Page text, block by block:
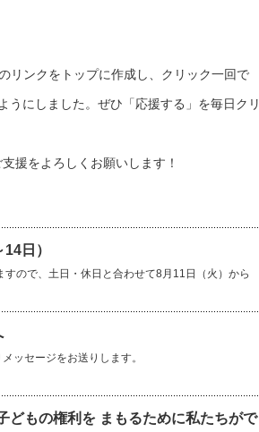
リンクをトップに作成し、クリック一回で
うにしました。ぜひ「応援する」を毎日クリ
援をよろしくお願いします！
日）
ので、土日・休日と合わせて8月11日（火）から
ッセージをお送りします。
どもの権利を まもるために私たちがで